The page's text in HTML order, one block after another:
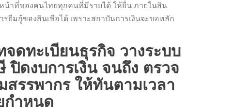
น้าที่ของคนไทยทุกคนที่มีรายได้ ให้ยื่น ภายในสิน
ยืมกู้ของสินเชือได้ เพราะสถาบันการเงินจะขอหลัก
ดทะเบียนธุรกิจ วางระบบ
ดงบการเงิน จนถึง ตรวจ
รรพากร ให้ทันตามเวลา
กำหนด